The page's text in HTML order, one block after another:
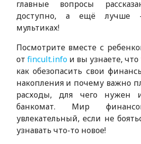
главные вопросы
доступно, а ещё лучше
мультиках!
Посмотрите вместе с
от fincult.infoи вы узнаете,
как обезопасить свои
накопления и почему важно
расходы, для чего нужен
банкомат. Мир
увлекательный, если не
узнавать что-то новое!